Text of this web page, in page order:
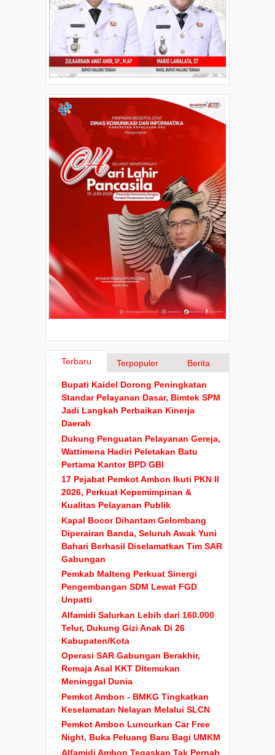
Terpopuler Berita
Bupati Kaidel Dorong Peningkatan
Standar Pelayanan Dasar, Bimtek SPM
Jadi Langkah Perbaikan Kinerja
Daerah
Dukung Penguatan Pelayanan Gereja,
Wattimena Hadiri Peletakan Batu
Pertama Kantor BPD GBI
17 Pejabat Pemkot Ambon Ikuti PKN II
2026, Perkuat Kepemimpinan &
Kualitas Pelayanan Publik
Kapal Bocor Dihantam Gelombang
Diperairan Banda, Seluruh Awak Yuni
Bahari Berhasil Diselamatkan Tim SAR
Gabungan
Pemkab Malteng Perkuat Sinergi
Pengembangan SDM Lewat FGD
Unpatti
Alfamidi Salurkan Lebih dari 160.000
Telur, Dukung Gizi Anak Di 26
Kabupaten/Kota
Operasi SAR Gabungan Berakhir,
Remaja Asal KKT Ditemukan
Meninggal Dunia
Pemkot Ambon - BMKG Tingkatkan
Keselamatan Nelayan Melalui SLCN
Pemkot Ambon Luncurkan Car Free
Night, Buka Peluang Baru Bagi UMKM